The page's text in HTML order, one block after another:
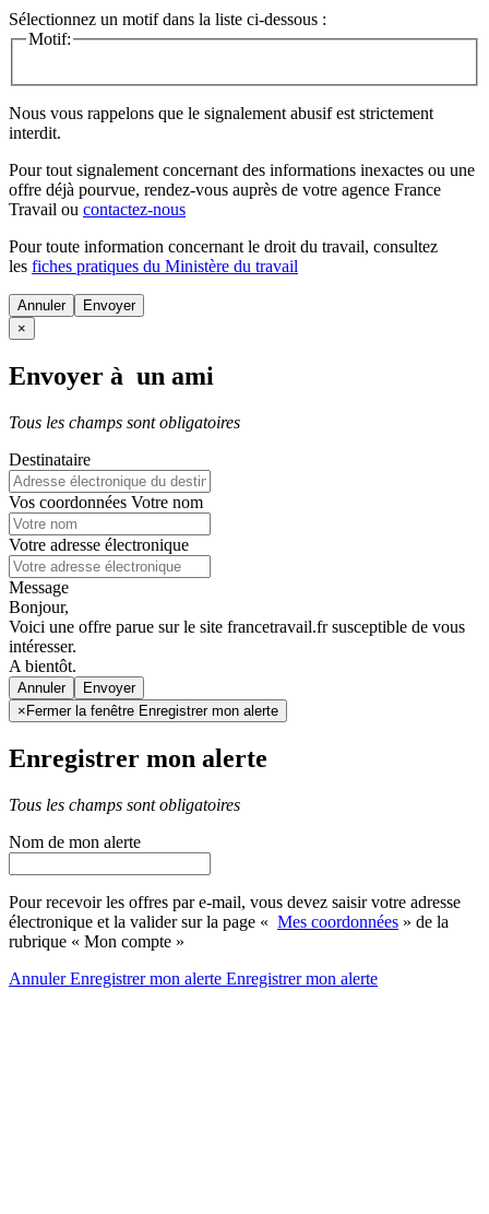
Sélectionnez un motif dans la liste ci-dessous :
Motif:
Nous vous rappelons que le signalement abusif est strictement
interdit.
Pour tout signalement concernant des informations inexactes ou une
offre déjà pourvue, rendez-vous auprès de votre agence France
Travail ou contactez-nous
Pour toute information concernant le droit du travail, consultez
les fiches pratiques du Ministère du travail
Annuler
×
Envoyer à un ami
Tous les champs sont obligatoires
Destinataire
Vos coordonnées Votre nom
Votre adresse électronique
Message
Bonjour,
Voici une offre parue sur le site francetravail.fr susceptible de vous
intéresser.
A bientôt.
Annuler
× Fermer la fenêtre Enregistrer mon alerte
Enregistrer mon alerte
Tous les champs sont obligatoires
Nom de mon alerte
Pour recevoir les offres par e-mail, vous devez saisir votre adresse
électronique et la valider sur la page « Mes coordonnées » de la
rubrique « Mon compte »
AnnulerEnregistrer mon alerte Enregistrermon alerte